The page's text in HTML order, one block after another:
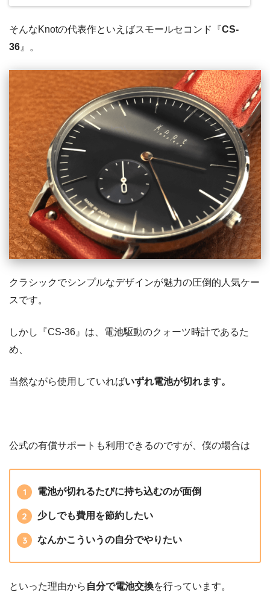
そんなKnotの代表作といえばスモールセコンド『CS-
36 』。
クラシックでシンプルなデザインが魅力の圧倒的人気ケー
スです。
しかし『CS-36』は、電池駆動のクォーツ時計であるた
め、
当然ながら使用していればいずれ電池が切れます。
公式の有償サポートも利用できるのですが、僕の場合は
電池が切れるたびに持ち込むのが面倒
少しでも費用を節約したい
なんかこういうの自分でやりたい
といった理由から 自分で電池交換を行っています。